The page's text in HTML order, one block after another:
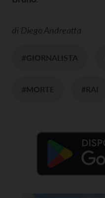
di Diego Andreatta
#GIORNALISTA
#MORTE #RAI